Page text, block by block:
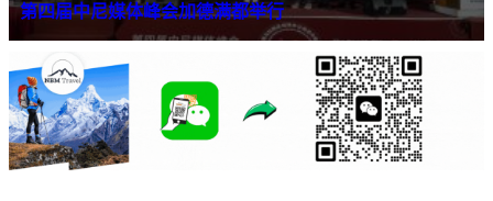
第四届中尼媒体峰会加德满都举行